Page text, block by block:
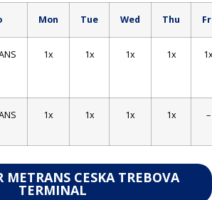
Mon Tue Wed Thu
1x 1x 1x 1x
1x 1x 1x 1x –
METRANS CESKA TREBOVA
TERMINAL